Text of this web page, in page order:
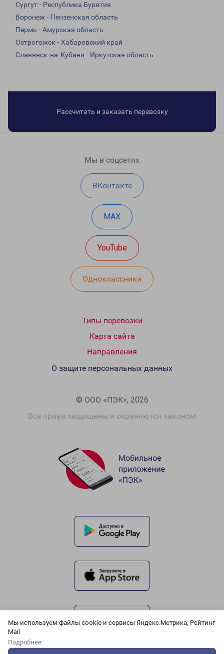
Мы используем файлы cookie и сервисы Яндекс.Метрика, Рейтинг
Mail
Подробнее
Сургут - Республика Бурятия
Воронеж - Пензенская область
Пермь - Амурская область
Острогожск - Хабаровский край
Славянск-на-Кубани - Иркутская область
Рассчитать и заказать перевозку
Мы в соцсетях
ВКонтакте
MAX
YouTube
Одноклассники
Типы перевозки
Карта сайта
Направления
© ООО «ПЭК», 2026
Все права защищены и охраняются законом
О защите персональных данных